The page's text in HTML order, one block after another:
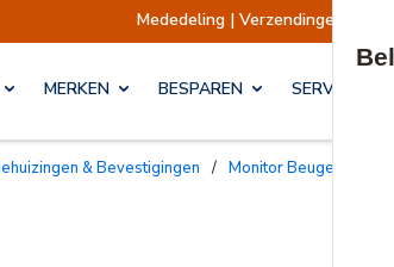
Mededeling | Verzendingen opgeschort
MERKEN BESPAREN SERVICES &
Behuizingen & Bevestigingen / Monitor Beugels